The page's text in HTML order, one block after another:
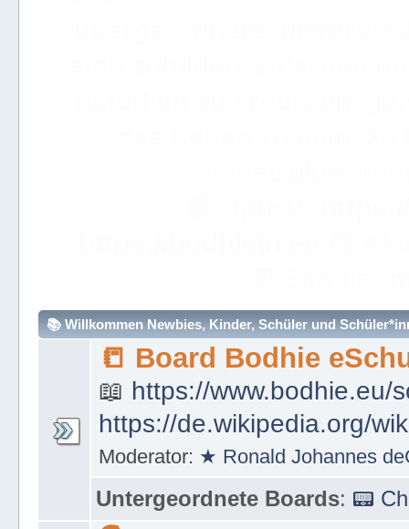
🧮https://bodhie.eu/
📚 Willkommen Newbies, Kinder, Schüler und
📒 Board Bodhie
📖https://www.bodhie.eu/
https://de.wikipedia.org/
Moderator:★ Ronald Johannes